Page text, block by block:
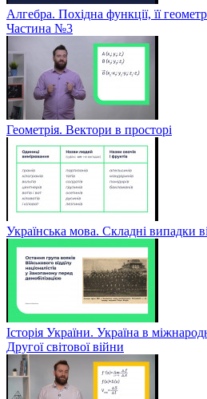
Алгебра. Похідна функції, її
Частина №3
Геометрія. Вектори в просторі
Українська мова. Складні випадки
Історія України. Україна в
Другої світової війни